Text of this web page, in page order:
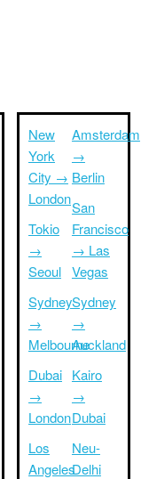
New
York
City →
London
Tokio
→
Seoul
Sydney
→
Melbourne
Dubai
→
London
Los
Angeles
Amsterdam
→
Berlin
San
Francisco
→ Las
Vegas
Sydney
→
Auckland
Kairo
→
Dubai
Neu-
Delhi